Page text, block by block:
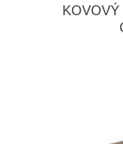
KOVOVÝ